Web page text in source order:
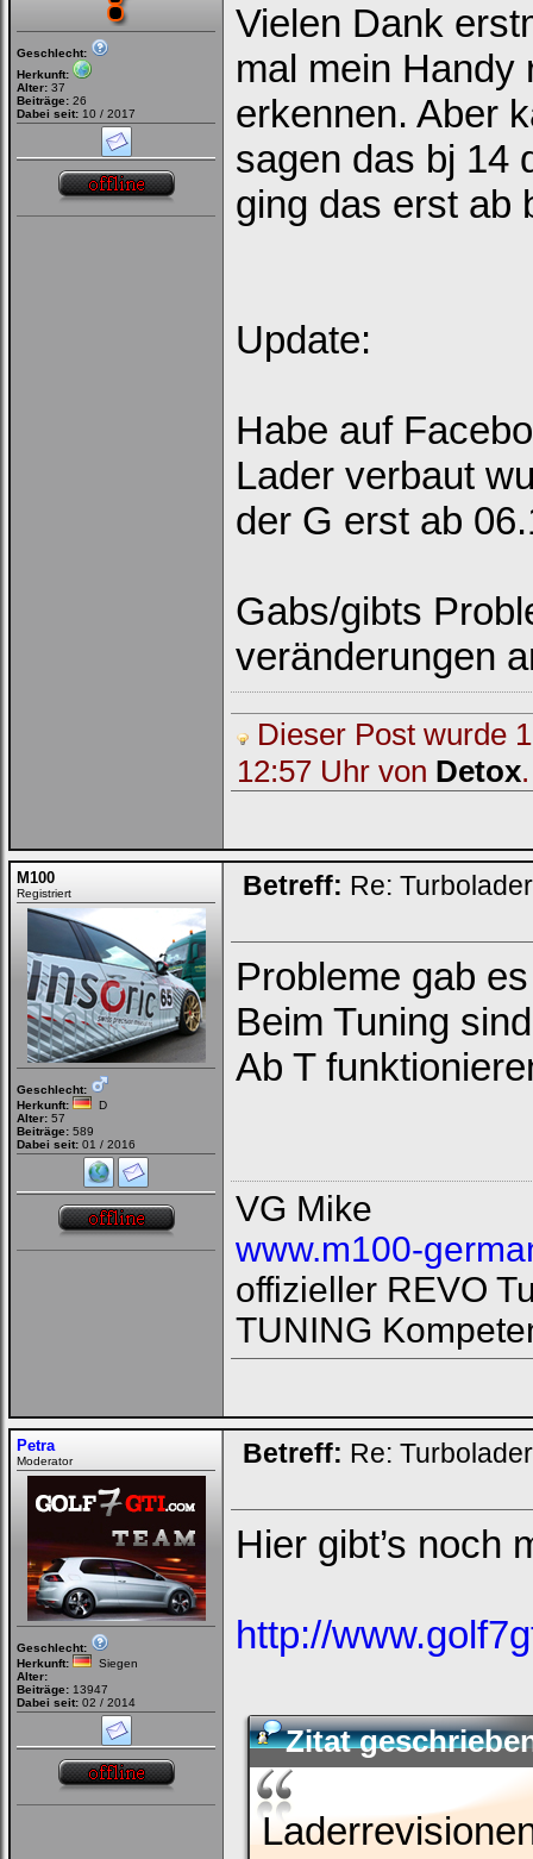
Geschlecht:
Herkunft:
Alter: 37
Beiträge: 26
Dabei seit: 10 / 2017
Vielen Dank
mal mein
erkennen. Aber
sagen das bj 14
ging das erst ab
Update:
Habe auf
Lader verbaut
der G erst ab
Gabs/gibts
veränderungen
Dieser Post wurde
12:57 Uhr von Detox.
M100
Registriert
Geschlecht:
Herkunft:
D
Alter: 57
Beiträge: 589
Dabei seit: 01 / 2016
Betreff: Re:
Probleme gab
Beim Tuning
Ab T
VG Mike
www.m100-
offizieller REVO
TUNING
Petra
Moderator
Geschlecht:
Herkunft:
Siegen
Alter:
Beiträge: 13947
Dabei seit: 02 / 2014
Betreff: Re:
Hier gibt’s noch
http://
Zitat